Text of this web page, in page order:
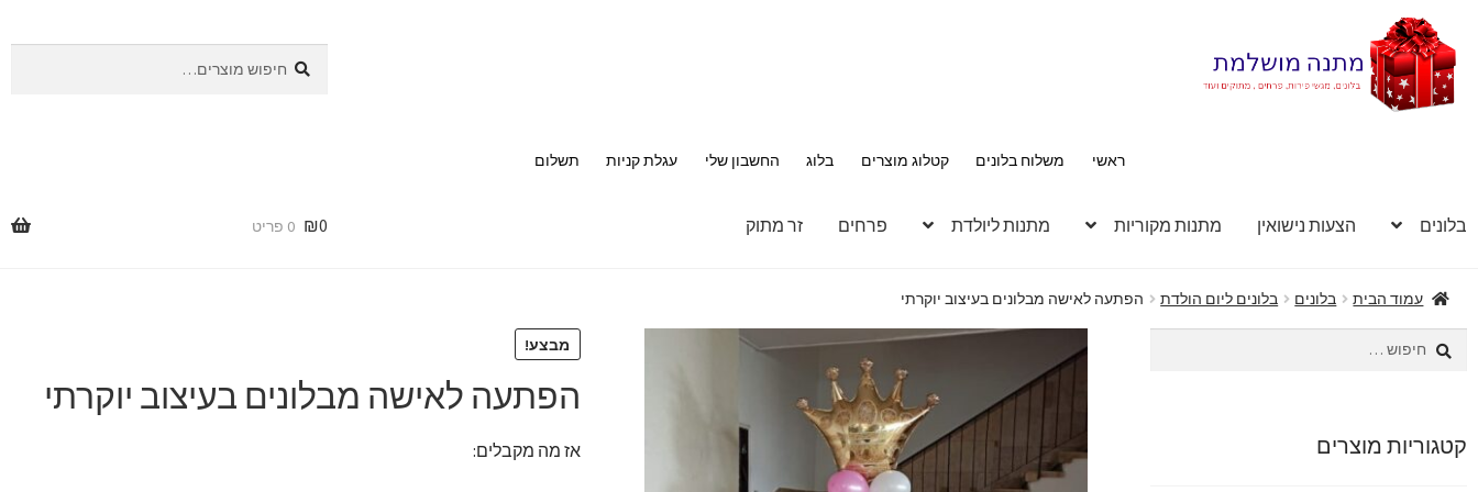
לניווט
לדלג
לתוכן
עבור:
ראשי משלוח בלונים קטלוג מוצרים בלוג החשבון שלי עגלת קניות תשלום
בלונים הצעות נישואין מתנות מקוריות מתנות ליולדת פרחים זר מתוק ₪0 0 פריט
עמוד הבית בלונים בלונים ליום הולדת הפתעה לאישה מבלונים בעיצוב יוקרתי
מבצע!
הפתעה לאישה מבלונים בעיצוב יוקרתי
אז מה מקבלים:
חיפוש:
קטגוריות מוצרים